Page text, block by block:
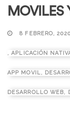
MOVILES
8 FEBRERO,
,APLICACIÓN
APP MOVIL,
DESARROLLO WEB,